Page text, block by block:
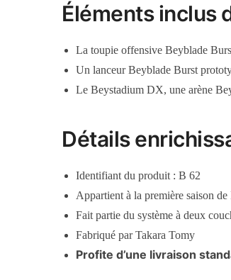
Éléments inclus
La toupie offensive Beyblade
Un lanceur Beyblade Burst
Le Beystadium DX, une arène
Détails
Identifiant du produit : B 62
Appartient à la première saison
Fait partie du système à deux
Fabriqué par Takara Tomy
Profite d’une livraison